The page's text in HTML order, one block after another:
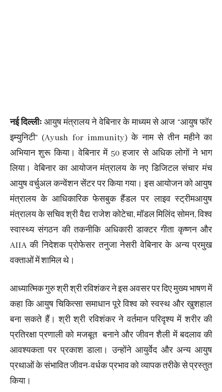
नई दिल्लीः आयुष मंत्रालय ने वेबिनार के माध्यम से आज “आयुष फॉर
इम्युनिटी” (Ayush for immunity) के नाम से तीन महीने का
अभियान शुरू किया। वेबिनार में 50 हजार से अधिक लोगों ने भाग
लिया। वेबिनार का आयोजन मंत्रालय के नए डिजिटल संचार मंच
आयुष वर्चुअल कन्वेंशन सेंटर पर किया गया। इस आयोजन को आयुष
मंत्रालय के आधिकारिक फेसबुक हैंडल पर लाइव स्ट्रीमआयुष
मंत्रालय के सचिव श्री वैद्य राजेश कोटेचा, मॉडल मिलिंद सोमन, विश्व
स्वास्थ्य संगठन की तकनीकि अधिकारी डाक्टर गीता कृष्णन और
AIIA की निदेशक प्रोफेसर तनुजा नेसरी वेबिनार के अन्य प्रमुख
वक्ताओं में शामिल थे।
आध्यात्मिक गुरु श्री श्री रविशंकर ने इस अवसर पर दिए मुख्य भाषण में
कहा कि आयुष चिकित्सा समाधान पूरे विश्व को स्वस्थ और खुशहाल
बना सकते हैं। श्री श्री रविशंकर ने वर्तमान परिदृश्य में शरीर की
प्रतिरक्षा प्रणाली को मजबूत बनाने और जीवन शैली में बदलाव की
आवश्यकता पर प्रकाश डाला। उन्होंने आयुर्वेद और अन्य आयुष
प्रथाओं के संभावित जीवन-वर्धक प्रभाव को व्यापक तरीके से प्रस्तुत
किया।